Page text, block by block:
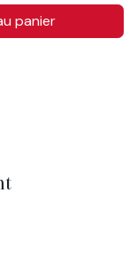
panier